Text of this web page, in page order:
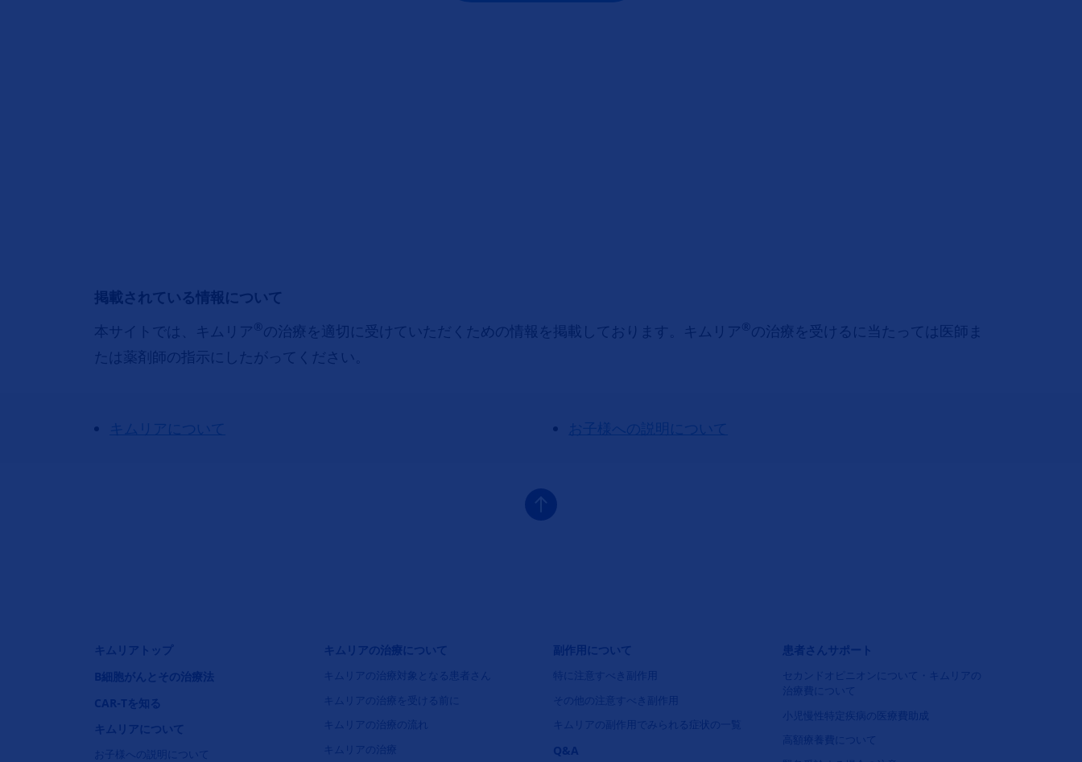
掲載されている情報について
本サイトでは、キムリア ® の治療を適切に受けていただくための情報を掲載しております。キムリア ® の治療を受けるに当たっては医師ま
たは薬剤師の指示にしたがってください。
キムリアについて お子様への説明について
キムリアトップ
B細胞がんとその治療法
CAR-Tを知る
キムリアについて
お子様への説明について
キムリアの治療について
キムリアの治療対象となる患者さん
キムリアの治療を受ける前に
キムリアの治療の流れ
キムリアの治療
副作用について
特に注意すべき副作用
その他の注意すべき副作用
キムリアの副作用でみられる症状の一覧
Q&A
患者さんサポート
セカンドオピニオンについて・キムリアの
治療費について
小児慢性特定疾病の医療費助成
高額療養費について